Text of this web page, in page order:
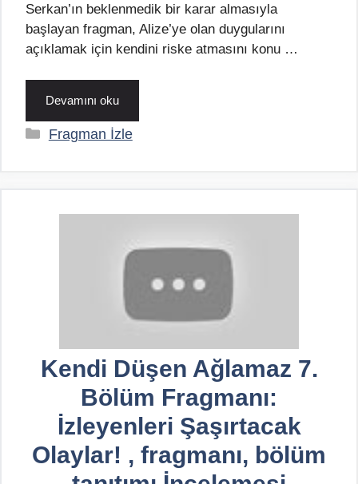
Serkan’ın beklenmedik bir karar almasıyla
başlayan fragman, Alize’ye olan duygularını
açıklamak için kendini riske atmasını konu …
Devamını oku
Kategoriler
Fragman İzle
Kendi Düşen Ağlamaz 7.
Bölüm Fragmanı:
İzleyenleri Şaşırtacak
Olaylar! , fragmanı, bölüm